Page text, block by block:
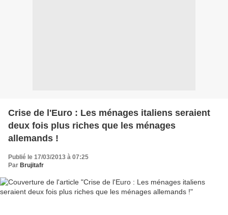
Crise de l'Euro : Les ménages italiens seraient
deux fois plus riches que les ménages
allemands !
Publié le 17/03/2013 à 07:25
Par Brujitafr